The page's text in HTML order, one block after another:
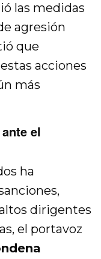
las medidas
agresión
que
acciones
más
el
ha
dirigentes
el portavoz